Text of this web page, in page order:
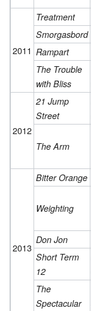
2011
Treatment
Smorgasbord
Rampart
The Trouble
with Bliss
2012
21 Jump
Street
The Arm
2013
Bitter Orange
Weighting
Don Jon
Short Term
12
The
Spectacular